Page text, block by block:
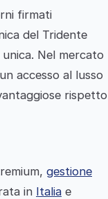
firmati
del Tridente
Nel mercato
accesso al lusso
rispetto
gestione
in Italia e